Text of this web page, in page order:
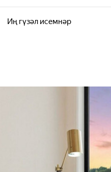
Иң гүзәл исемнәр